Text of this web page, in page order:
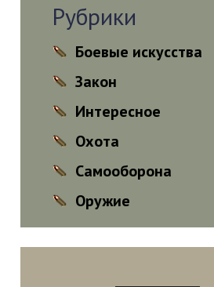
Рубрики
Боевые искусства
Закон
Интересное
Охота
Самооборона
Оружие